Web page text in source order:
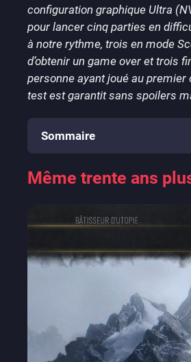
configuration graphique Ultra
pour lancer cinq parties en
à notre rythme, trois en mode
d’obtenir un game over et trois
personne ayant joué au
test est garantit sans spoilers
Sommaire
Même trente ans